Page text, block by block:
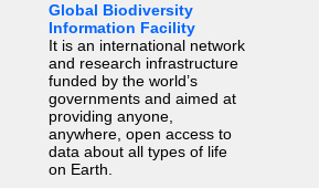
Global Biodiversity
Information Facility
It is an international network
and research infrastructure
funded by the world’s
governments and aimed at
providing anyone,
anywhere, open access to
data about all types of life
on Earth.